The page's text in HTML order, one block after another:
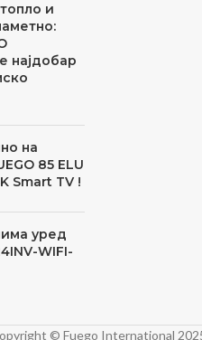
и
најдобар
на
85 ELU
Smart TV !
уред
WIFI-
© Fuego International